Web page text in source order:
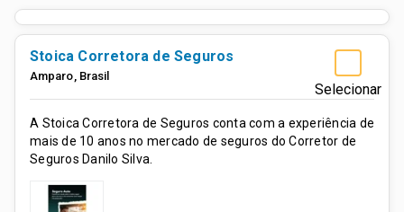
Selecionar
Stoica Corretora de Seguros
Amparo Brasil
A Stoica Corretora de Seguros conta com a experiência de
mais de 10 anos no mercado de seguros do Corretor de
Seguros Danilo Silva.